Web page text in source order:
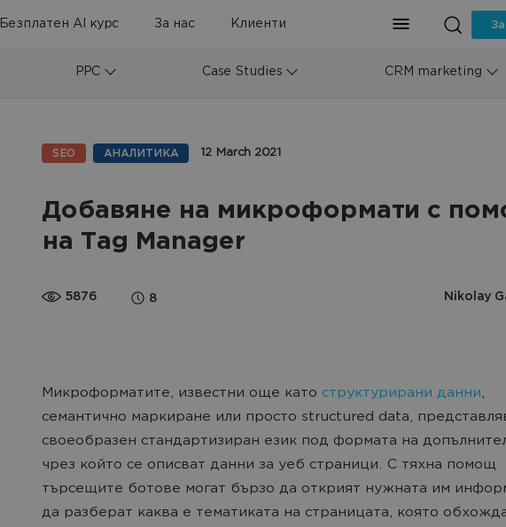
Безплатен AI курс За нас Клиенти
PPC Case Studies CRM marketing
SEO AНАЛИТИКА 12 March 2021
Добавяне на микроформати с
на Tag Manager
5876 8 Nikolay
Микроформатите, известни още като структурирани данни,
семантично маркиране или просто structured data,
своеобразен стандартизиран език под формата на
чрез който се описват данни за уеб страници. С тяхна помощ
търсещите ботове могат бързо да открият нужната им
да разберат каква е тематиката на страницата, която